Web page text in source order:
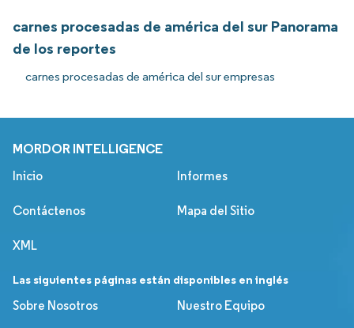
carnes procesadas de américa del sur Panorama
de los reportes
carnes procesadas de américa del sur empresas
MORDOR INTELLIGENCE
Inicio Informes
Contáctenos Mapa del Sitio
XML
Las siguientes páginas están disponibles en inglés
Sobre Nosotros
Nuestro Equipo